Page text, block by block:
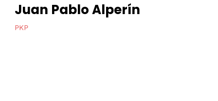
Juan Pablo Alperín
PKP